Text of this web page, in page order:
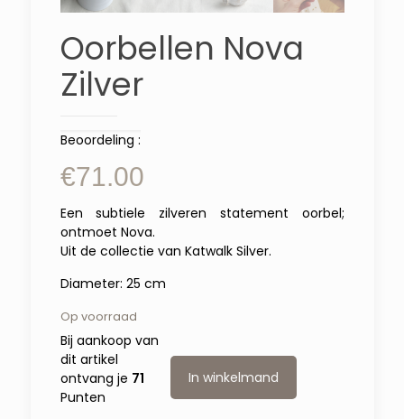
Oorbellen Nova
Zilver
Beoordeling :
€71.00
Een subtiele zilveren statement oorbel;
ontmoet Nova.
Uit de collectie van Katwalk Silver.
Diameter: 25 cm
Op voorraad
Bij aankoop van
dit artikel
ontvang je 71
Punten
In winkelmand